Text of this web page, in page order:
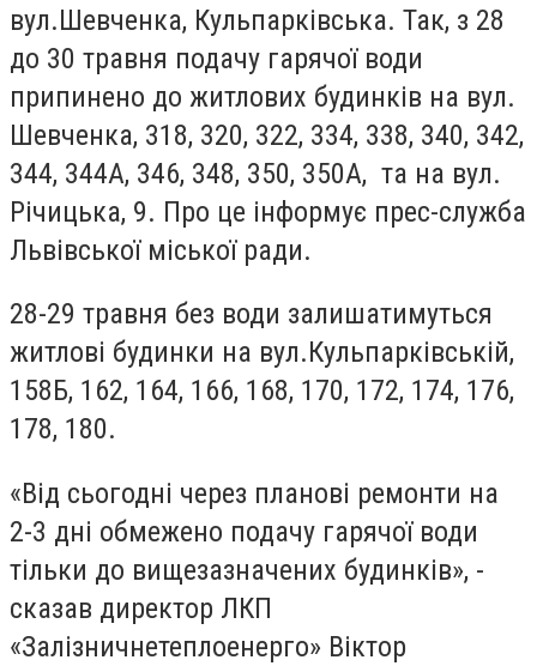
вул.Шевченка, Кульпарківська. Так, з 28
до 30 травня подачу гарячої води
припинено до житлових будинків на вул.
Шевченка, 318, 320, 322, 334, 338, 340, 342,
344, 344А, 346, 348, 350, 350А, та на вул.
Річицька, 9. Про це інформує прес-служба
Львівської міської ради.
28-29 травня без води залишатимуться
житлові будинки на вул.Кульпарківській,
158Б, 162, 164, 166, 168, 170, 172, 174, 176,
178, 180.
«Від сьогодні через планові ремонти на
2-3 дні обмежено подачу гарячої води
тільки до вищезазначених будинків», -
сказав директор ЛКП
«Залізничнетеплоенерго» Віктор